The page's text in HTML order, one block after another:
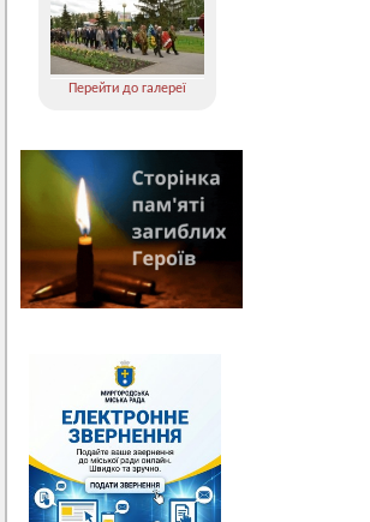
Перейти до галереї